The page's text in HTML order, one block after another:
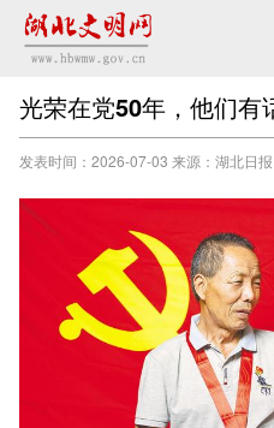
光荣在党50年，他们有
发表时间：2026-07-03 来源：湖北日报